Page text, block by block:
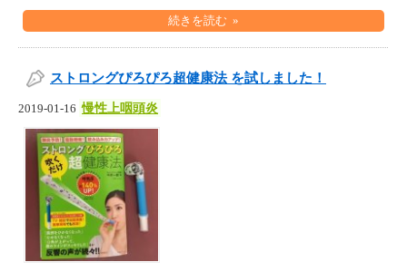
続きを読む »
ストロングぴろぴろ超健康法 を試しました！
2019-01-16 慢性上咽頭炎